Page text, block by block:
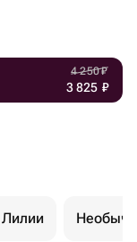
4 250₽
3 825 ₽
Лилии